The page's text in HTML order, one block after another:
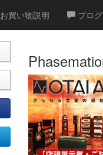
お買い物説明 ブログ